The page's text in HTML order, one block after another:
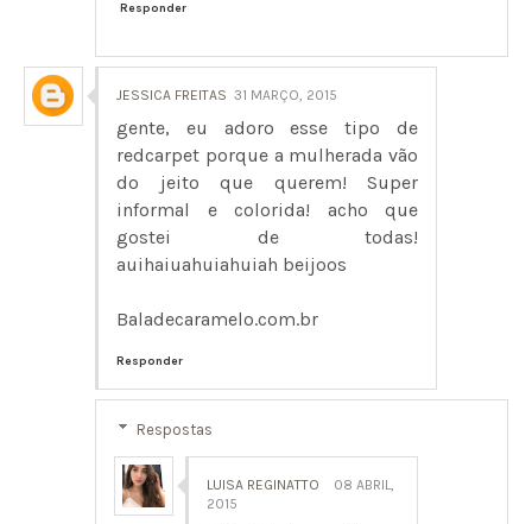
Responder
JESSICA FREITAS 31 MARÇO, 2015
gente, eu adoro esse tipo de
redcarpet porque a mulherada vão
do jeito que querem! Super
informal e colorida! acho que
gostei de todas!
auihaiuahuiahuiah beijoos
Baladecaramelo.com.br
Responder
Respostas
LUISA REGINATTO
08 ABRIL,
2015